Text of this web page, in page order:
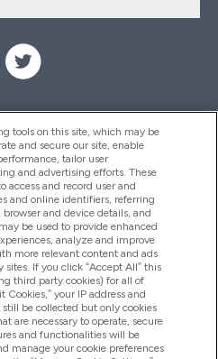
tools on this site, which may be
and secure our site, enable
tailor user
and advertising efforts. These
access and record user and
and online identifiers, referring
and device details, and
be used to provide enhanced
analyze and improve
more relevant content and ads
If you click “Accept All” this
third party cookies) for all of
Cookies,” your IP address and
be collected but only cookies
are necessary to operate, secure
and functionalities will be
manage your cookie preferences